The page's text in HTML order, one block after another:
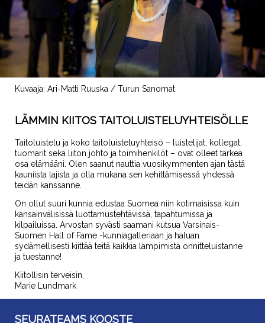
Kuvaaja: Ari-Matti Ruuska / Turun Sanomat
LÄMMIN KIITOS TAITOLUISTELUYHTEISÖLLE
Taitoluistelu ja koko taitoluisteluyhteisö – luistelijat, kollegat,
tuomarit sekä liiton johto ja toimihenkilöt – ovat olleet tärkeä
osa elämääni. Olen saanut nauttia vuosikymmenten ajan tästä
kauniista lajista ja olla mukana sen kehittämisessä yhdessä
teidän kanssanne.
On ollut suuri kunnia edustaa Suomea niin kotimaisissa kuin
kansainvälisissä luottamustehtävissä, tapahtumissa ja
kilpailuissa. Arvostan syvästi saamani kutsua Varsinais-
Suomen Hall of Fame -kunniagalleriaan ja haluan
sydämellisesti kiittää teitä kaikkia lämpimistä onnitteluistanne
ja tuestanne!
Kiitollisin terveisin,
Marie Lundmark
SEURATEAMS KOOSTE